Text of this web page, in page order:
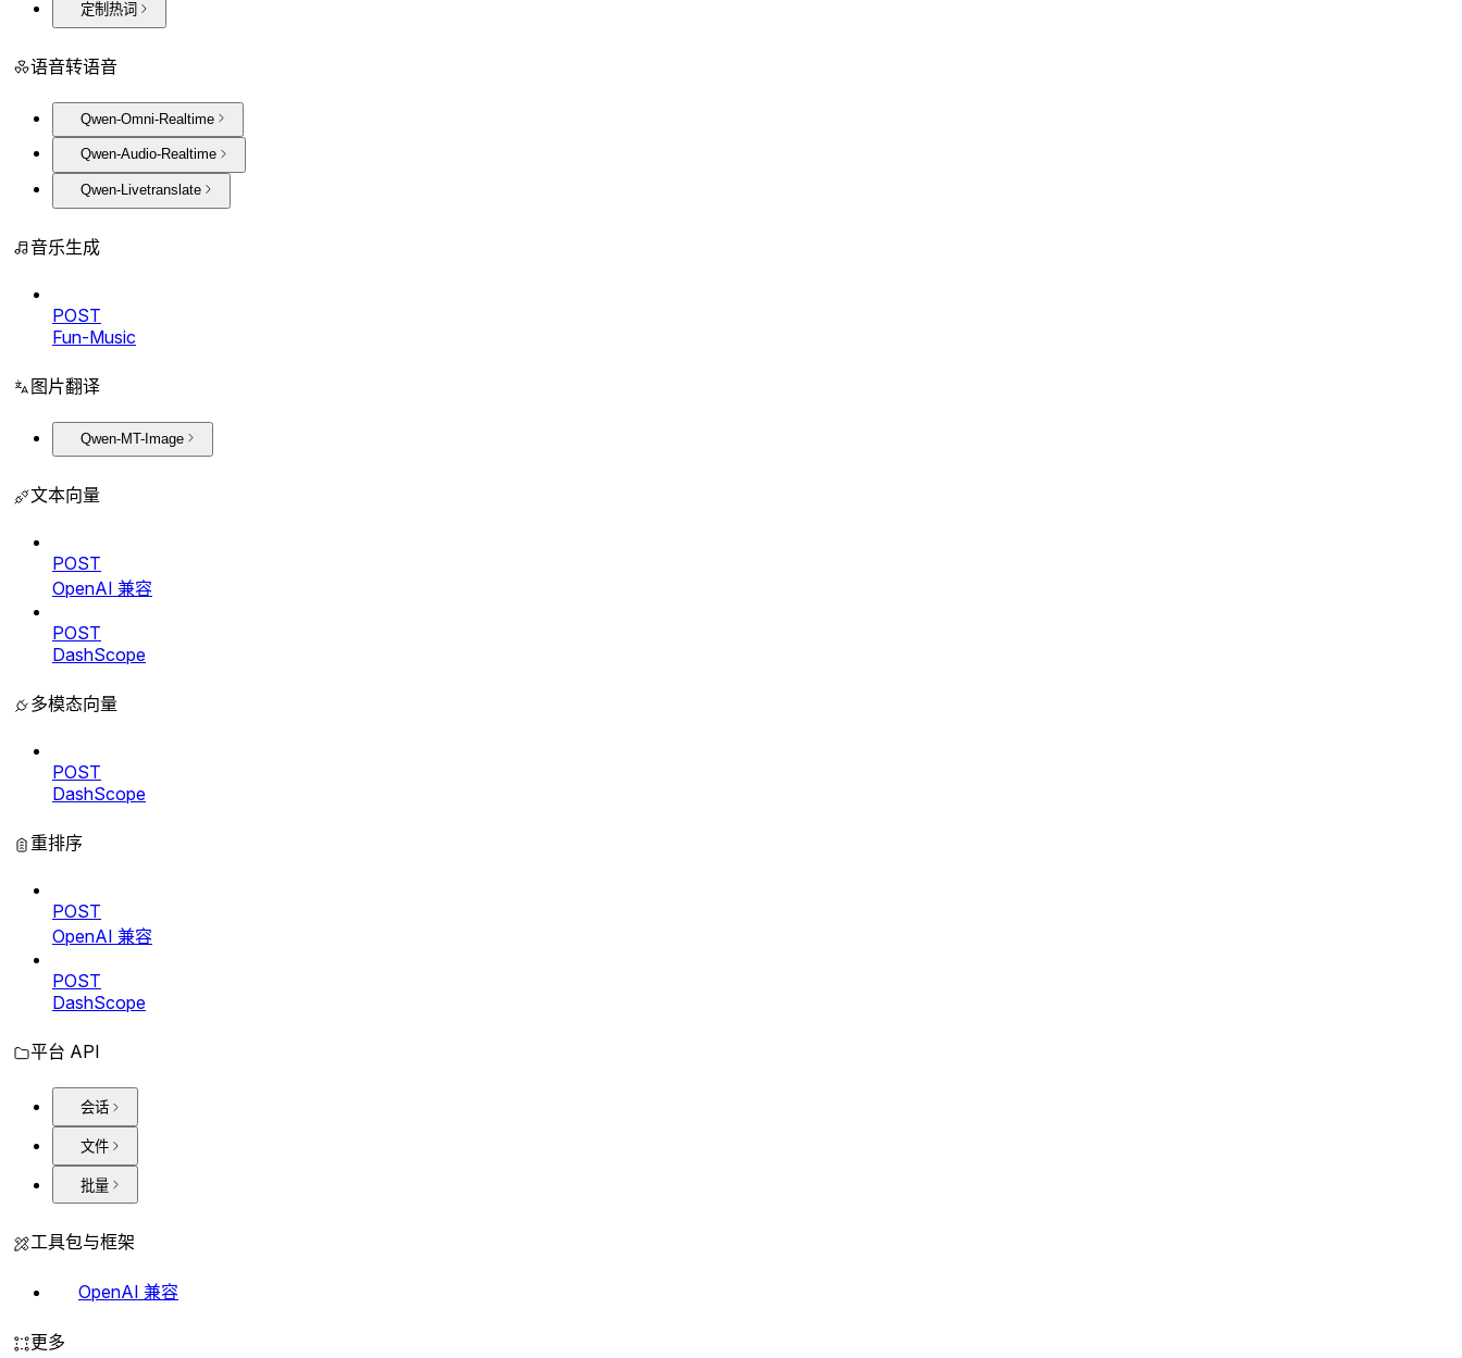
定制热词
语音转语音
Qwen-Omni-Realtime
Qwen-Audio-Realtime
Qwen-Livetranslate
音乐生成
POST
Fun-Music
图片翻译
Qwen-MT-Image
文本向量
POST
OpenAI 兼容
POST
DashScope
多模态向量
POST
DashScope
重排序
POST
OpenAI 兼容
POST
DashScope
平台 API
会话
文件
批量
工具包与框架
OpenAI 兼容
更多